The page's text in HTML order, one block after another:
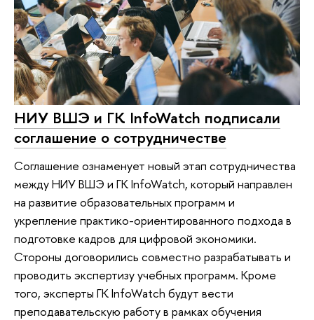
НИУ ВШЭ и ГК InfoWatch подписали
соглашение о сотрудничестве
Соглашение ознаменует новый этап сотрудничества
между НИУ ВШЭ и ГК InfoWatch, который направлен
на развитие образовательных программ и
укрепление практико-ориентированного подхода в
подготовке кадров для цифровой экономики.
Стороны договорились совместно разрабатывать и
проводить экспертизу учебных программ. Кроме
того, эксперты ГК InfoWatch будут вести
преподавательскую работу в рамках обучения